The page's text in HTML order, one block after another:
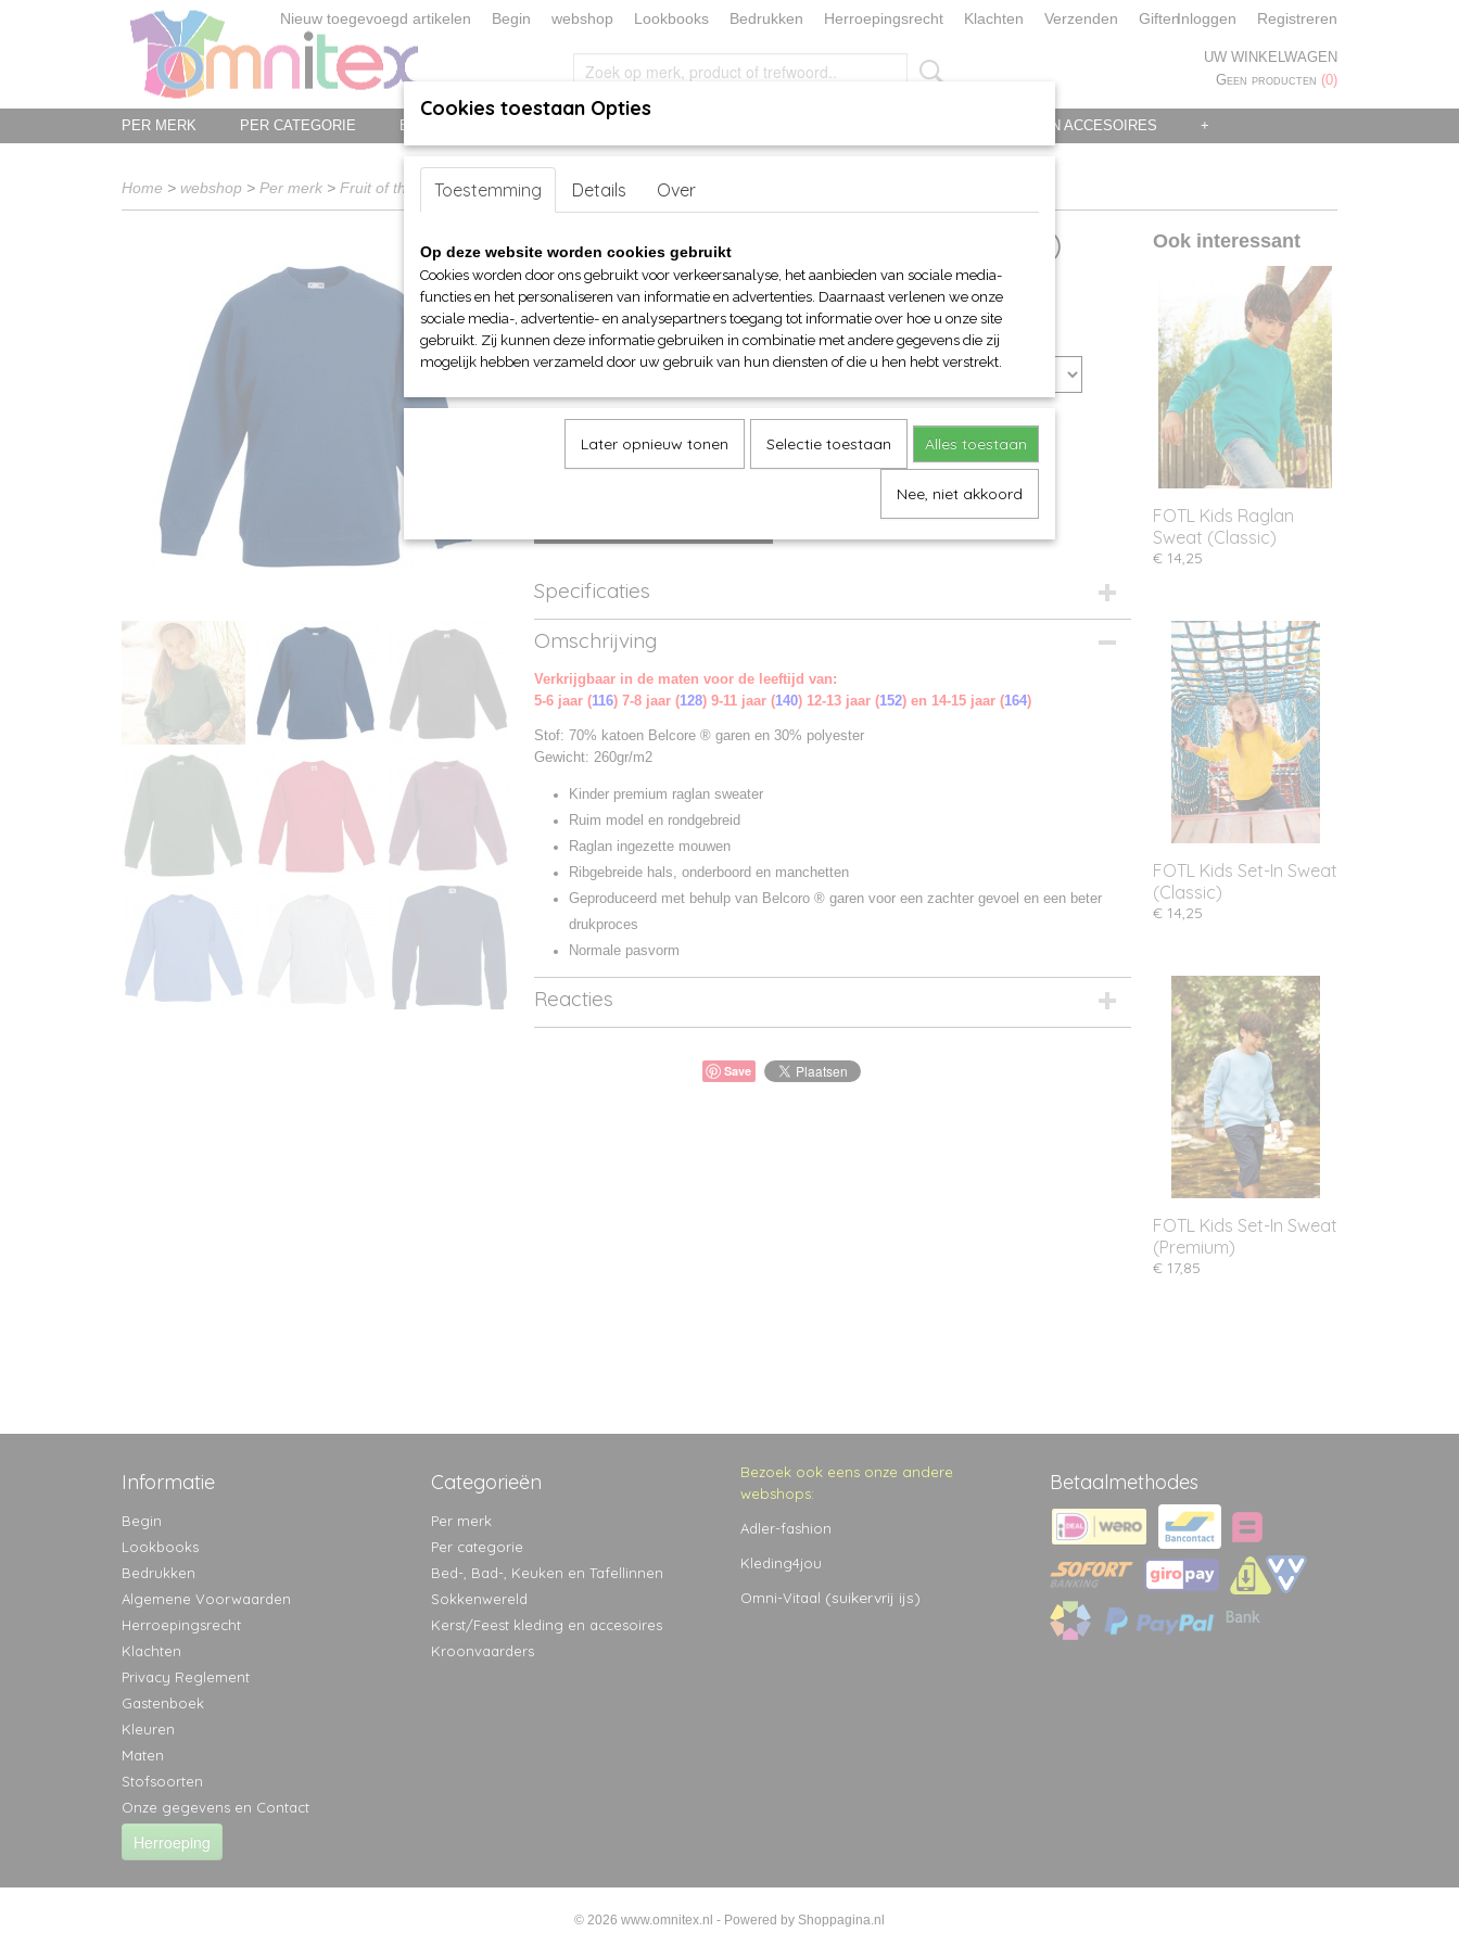
Nieuw toegevoegd artikelen Begin webshop Lookbooks Bedrukken Herroepingsrecht Klachten Verzenden GiftenInloggen Registreren
UW WINKELWAGEN
Geen producten (0)
PER MERK PER CATEGORIE BED-, BAD-, KEUKEN EN TAFELLINNEN KERST/FEEST KLEDING EN ACCESOIRES +
Home > webshop > Per merk > Fruit of the Loom>Voor kinderen >Sweaters > FOTL Kids Raglan Sweat (Premium)
FOTL Kids Raglan Sweat (Premium)
€ 17,85 (inclusief btw 21%)
Maat Kleur
Specificaties
Productcode
Productcode leverancier
Omschrijving
Verkrijgbaar in de maten voor de leeftijd van:
5-6 jaar (116) 7-8 jaar (128) 9-11 jaar (140) 12-13 jaar (152) en 14-15 jaar (164)
Stof: 70% katoen Belcore ® garen en 30% polyester
Gewicht: 260gr/m2
Kinder premium raglan sweater
Ruim model en rondgebreid
Raglan ingezette mouwen
Ribgebreide hals, onderboord en manchetten
Geproduceerd met behulp van Belcoro ® garen voor een zachter gevoel en een beter
drukproces
Normale pasvorm
Reacties
Save
Ook interessant
FOTL Kids Raglan
Sweat (Classic)
€ 14,25
FOTL Kids Set-In Sweat
(Classic)
€ 14,25
FOTL Kids Set-In Sweat
(Premium)
€ 17,85
Informatie
Begin
Lookbooks
Bedrukken
Algemene Voorwaarden
Herroepingsrecht
Klachten
Privacy Reglement
Gastenboek
Kleuren
Maten
Stofsoorten
Onze gegevens en Contact
Herroeping
Categorieën
Per merk
Per categorie
Bed-, Bad-, Keuken en Tafellinnen
Sokkenwereld
Kerst/Feest kleding en accesoires
Kroonvaarders
Bezoek ook eens onze andere
webshops:
Adler-fashion
Kleding4jou
Omni-Vitaal (suikervrij ijs)
Betaalmethodes
© 2026 www.omnitex.nl - Powered by Shoppagina.nl
Cookies toestaan Opties
Toestemming Details Over
Op deze website worden cookies gebruikt
Cookies worden door ons gebruikt voor verkeersanalyse, het aanbieden van sociale media-
functies en het personaliseren van informatie en advertenties. Daarnaast verlenen we onze
sociale media-, advertentie- en analysepartners toegang tot informatie over hoe u onze site
gebruikt. Zij kunnen deze informatie gebruiken in combinatie met andere gegevens die zij
mogelijk hebben verzameld door uw gebruik van hun diensten of die u hen hebt verstrekt.
Later opnieuw tonen Selectie toestaan Alles toestaan
Nee, niet akkoord